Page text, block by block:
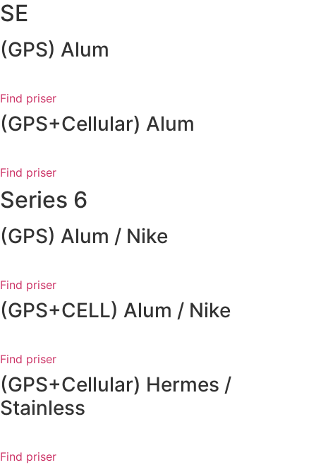
SE
(GPS) Alum
Find priser
(GPS+Cellular) Alum
Find priser
Series 6
(GPS) Alum / Nike
Find priser
(GPS+CELL) Alum / Nike
Find priser
(GPS+Cellular) Hermes /
Stainless
Find priser